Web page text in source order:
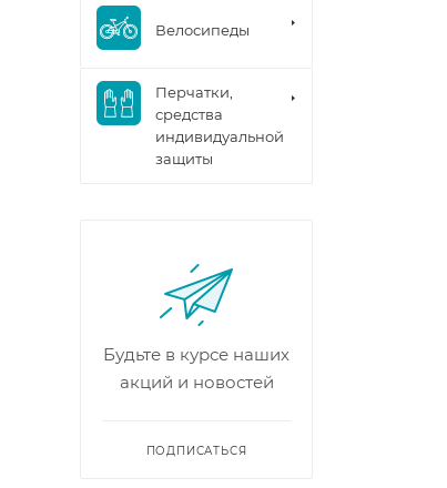
Велосипеды
Перчатки,
средства
индивидуальной
защиты
Будьте в курсе наших
акций и новостей
ПОДПИСАТЬСЯ